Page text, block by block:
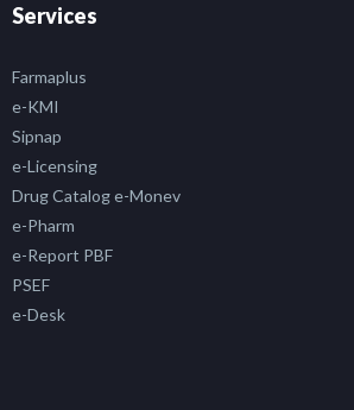
Services
Farmaplus
e-KMI
Sipnap
e-Licensing
Drug Catalog e-Monev
e-Pharm
e-Report PBF
PSEF
e-Desk